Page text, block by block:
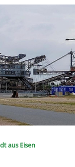
aus Eisen